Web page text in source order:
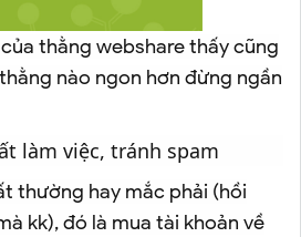
thằng webshare thấy cũng
nào ngon hơn đừng ngần
làm việc, tránh spam
thường hay mắc phải (hồi
kk), đó là mua tài khoản về